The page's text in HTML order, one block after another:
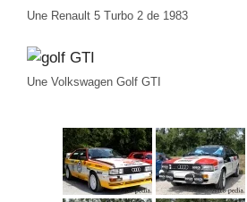
Une Renault 5 Turbo 2 de 1983
Une Volkswagen Golf GTI